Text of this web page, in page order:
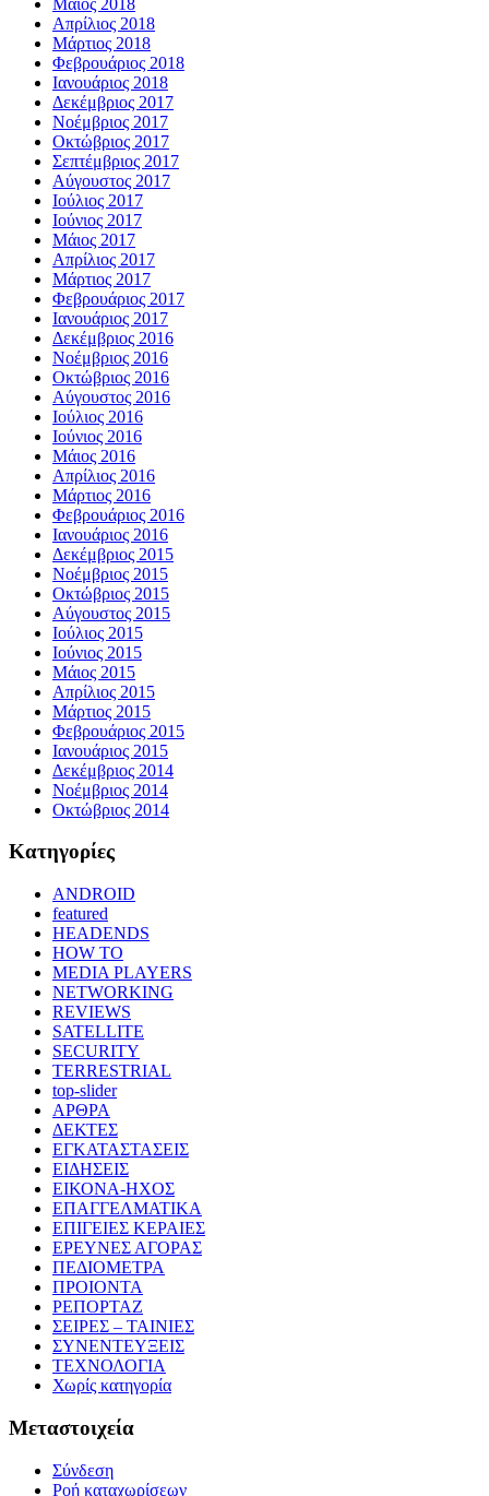
Απρίλιος 2018
Μάρτιος 2018
Φεβρουάριος 2018
Ιανουάριος 2018
Δεκέμβριος 2017
Νοέμβριος 2017
Οκτώβριος 2017
Σεπτέμβριος 2017
Αύγουστος 2017
Ιούλιος 2017
Ιούνιος 2017
Μάιος 2017
Απρίλιος 2017
Μάρτιος 2017
Φεβρουάριος 2017
Ιανουάριος 2017
Δεκέμβριος 2016
Νοέμβριος 2016
Οκτώβριος 2016
Αύγουστος 2016
Ιούλιος 2016
Ιούνιος 2016
Μάιος 2016
Απρίλιος 2016
Μάρτιος 2016
Φεβρουάριος 2016
Ιανουάριος 2016
Δεκέμβριος 2015
Νοέμβριος 2015
Οκτώβριος 2015
Αύγουστος 2015
Ιούλιος 2015
Ιούνιος 2015
Μάιος 2015
Απρίλιος 2015
Μάρτιος 2015
Φεβρουάριος 2015
Ιανουάριος 2015
Δεκέμβριος 2014
Νοέμβριος 2014
Οκτώβριος 2014
Kατηγορίες
ANDROID
featured
HEADENDS
HOW TO
MEDIA PLAYERS
NETWORKING
REVIEWS
SATELLITE
SECURITY
TERRESTRIAL
top-slider
ΑΡΘΡΑ
ΔΕΚΤΕΣ
ΕΓΚΑΤΑΣΤΑΣΕΙΣ
ΕΙΔΗΣΕΙΣ
ΕΙΚΟΝΑ-ΗΧΟΣ
ΕΠΑΓΓΕΛΜΑΤΙΚΑ
ΕΠΙΓΕΙΕΣ ΚΕΡΑΙΕΣ
ΕΡΕΥΝΕΣ ΑΓΟΡΑΣ
ΠΕΔΙΟΜΕΤΡΑ
ΠΡΟΙΟΝΤΑ
ΡΕΠΟΡΤΑΖ
ΣΕΙΡΕΣ – ΤΑΙΝΙΕΣ
ΣΥΝΕΝΤΕΥΞΕΙΣ
ΤΕΧΝΟΛΟΓΙΑ
Χωρίς κατηγορία
Μεταστοιχεία
Σύνδεση
Ροή καταχωρίσεων